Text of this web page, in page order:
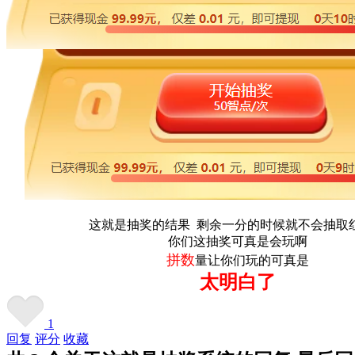
这就是抽奖的结果 剩余一分的时候就不会抽取
你们这抽奖可真是会玩啊
拼数量让你们玩的可真是
太明白了
1
回复 评分 收藏